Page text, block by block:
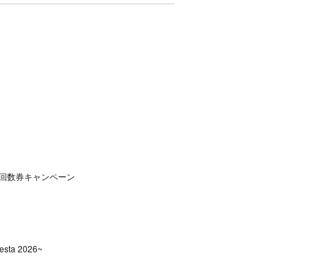
数券キャンペーン
2026~